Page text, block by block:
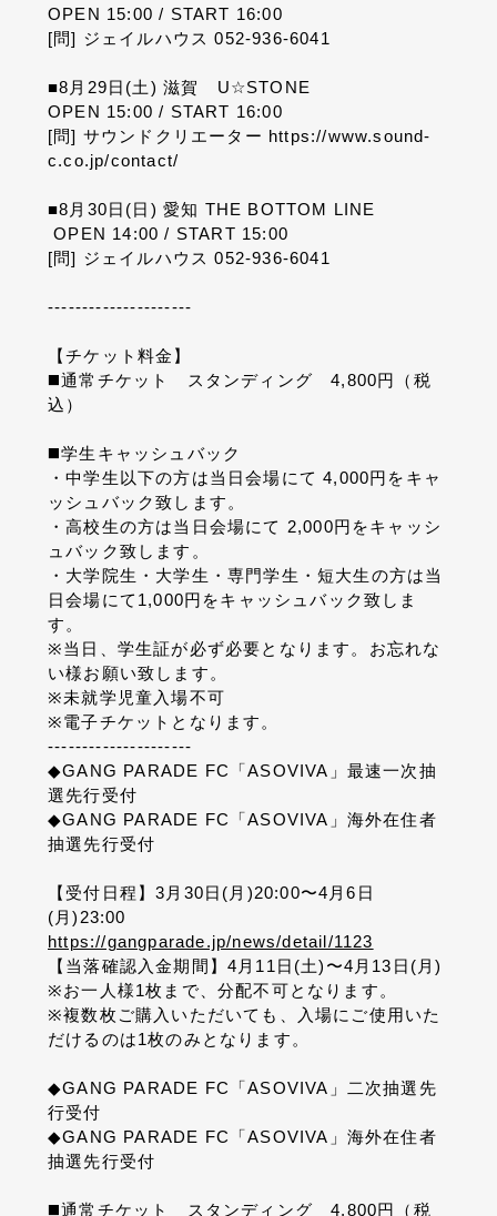
OPEN 15:00 / START 16:00
[問] ジェイルハウス 052-936-6041
■8 月 29日 (土 ) 滋賀
U☆STONE
OPEN 15:00 / START 16:00
[問] サウンドクリエーター https://www.sound-
c.co.jp/contact/
■8 月 30日 (日 ) 愛知 THE BOTTOM LINE
OPEN 14:00 / START 15:00
[問] ジェイルハウス 052-936-6041
---------------------
【チケット料金】
◼️通常チケット スタンディング 4,800円（税
込）
◼️学生キャッシュバック
・中学生以下の方は当日会場にて 4,000円をキャ
ッシュバック致します。
・高校生の方は当日会場にて 2,000円をキャッシ
ュバック致します。
・大学院生・大学生・専門学生・短大生の方は当
日会場にて 1,000円をキャッシュバック致しま
す。
※当日、学生証が必ず必要となります。お忘れな
い様お願い致します。
※未就学児童入場不可
※電子チケットとなります。
---------------------
◆GANG PARADE FC 「ASOVIVA 」最速一次抽
選先行受付
◆GANG PARADE FC 「ASOVIVA 」海外在住者
抽選先行受付
【受付日程】 3 月 30日 ( 月 )20:00〜4 月 6 日
( 月 )23:00
https://gangparade.jp/news/detail/1123
【当落確認入金期間】 4 月 11 日 (土) 〜4 月 13 日 ( 月 )
※お一人様1枚まで、分配不可となります。
※複数枚ご購入いただいても、入場にご使用いた
だけるのは1枚のみとなります。
◆GANG PARADE FC 「ASOVIVA 」二次抽選先
行受付
◆GANG PARADE FC 「ASOVIVA 」海外在住者
抽選先行受付
◼️通常チケット スタンディング 4,800円（税